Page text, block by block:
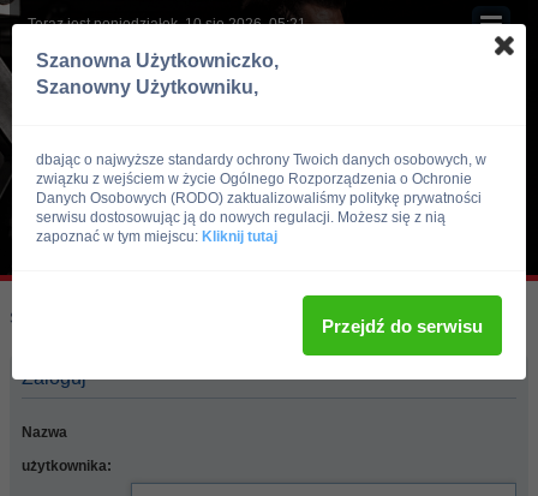
Teraz jest poniedziałek, 10 sie 2026, 05:21
Skocz do:
Zaloguj
Nazwa
użytkownika:
Szanowna Użytkowniczko,
Szanowny Użytkowniku,
dbając o najwyższe standardy ochrony Twoich danych osobowych, w
związku z wejściem w życie Ogólnego Rozporządzenia o Ochronie
Danych Osobowych (RODO) zaktualizowaliśmy politykę prywatności
serwisu dostosowując ją do nowych regulacji. Możesz się z nią
zapoznać w tym miejscu: Kliknij tutaj
Przejdź do serwisu